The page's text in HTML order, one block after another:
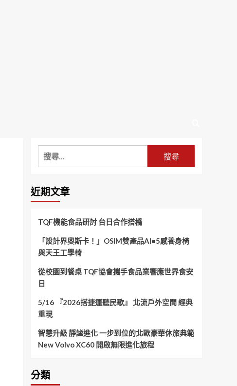
搜
尋
鍵
字:
近期文章
TQF機能食品研討 台日合作搭橋
「設計界奧斯卡！」OSIM雙產品AI•5感養身椅
與天王工學椅
從校園到餐桌 TQF協會攜手食品業響應世界食安
日
5/16 『2026搭捷運聽民歌』 北流戶外空間 經典
重現
智慧升級 靜謐進化 一步到位的北歐豪華休旅典範
New Volvo XC60 開啟無限進化旅程
分類